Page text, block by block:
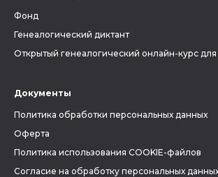
Фонд
Генеалогический диктант
Открытый генеалогический онлайн-курс
Документы
Политика обработки персональных данных
Оферта
Политика использования COOKIE-файлов
Согласие на обработку персональных